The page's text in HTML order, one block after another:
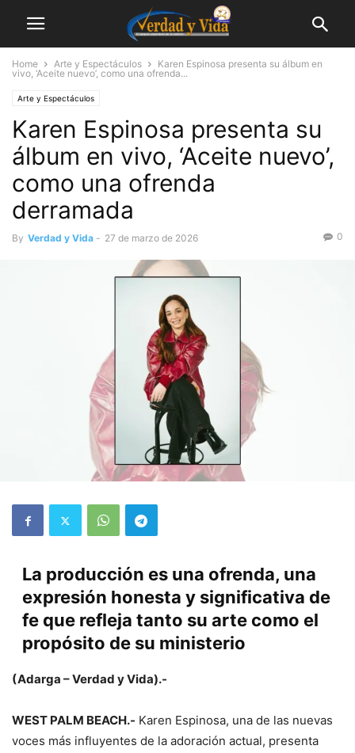
Home Arte y Espectáculos
Karen Espinosa presenta su álbum en
vivo, ‘Aceite nuevo’, como una ofrenda...
Arte y Espectáculos
Karen Espinosa presenta su
álbum en vivo, ‘Aceite nuevo’,
como una ofrenda
derramada
By Verdad y Vida - 27 de marzo de 2026 0
La producción es una ofrenda, una
expresión honesta y significativa de
fe que refleja tanto su arte como el
propósito de su ministerio
( Adarga – Verdad y Vida).-
WEST PALM BEACH.- Karen Espinosa, una de las nuevas
voces más influyentes de la adoración actual, presenta